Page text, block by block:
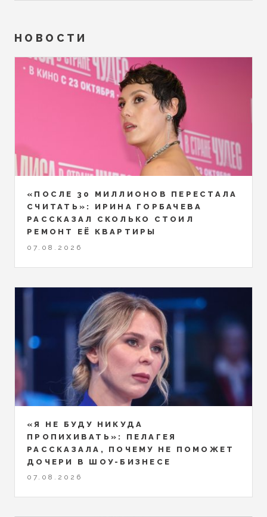
НОВОСТИ
«ПОСЛЕ 30 МИЛЛИОНОВ ПЕРЕСТАЛА
СЧИТАТЬ»: ИРИНА ГОРБАЧЕВА
РАССКАЗАЛ СКОЛЬКО СТОИЛ
РЕМОНТ ЕЁ КВАРТИРЫ
07.08.2026
«Я НЕ БУДУ НИКУДА
ПРОПИХИВАТЬ»: ПЕЛАГЕЯ
РАССКАЗАЛА, ПОЧЕМУ НЕ ПОМОЖЕТ
ДОЧЕРИ В ШОУ-БИЗНЕСЕ
07.08.2026